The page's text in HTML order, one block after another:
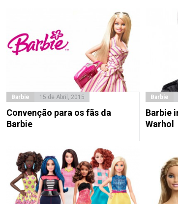
Barbie 15 de Abril, 2015
Convenção para os fãs da
Barbie
Barbie
Barbie
Warhol